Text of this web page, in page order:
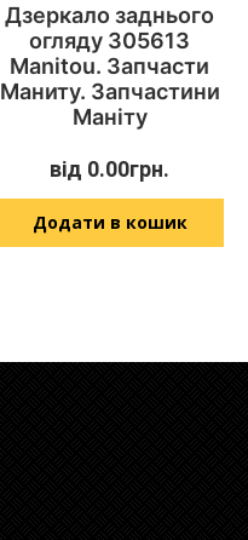
Дзеркало заднього
огляду 305613
Manitou. Запчасти
Маниту. Запчастини
Маніту
від 0.00грн.
Додати в кошик